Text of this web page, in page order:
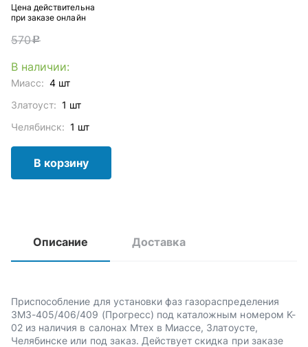
Цена действительна
при заказе онлайн
570c
В наличии:
Миасс: 4 шт
Златоуст: 1 шт
Челябинск: 1 шт
В корзину
Описание Доставка
Приспособление для установки фаз газораспределения
ЗМЗ-405/406/409 (Прогресс) под каталожным номером K-
02 из наличия в салонах Мтех в Миассе, Златоусте,
Челябинске или под заказ. Действует скидка при заказе